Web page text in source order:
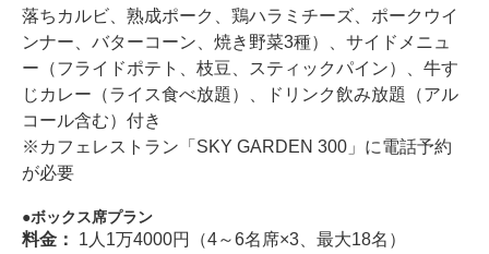
落ちカルビ、熟成ポーク、鶏ハラミチーズ、ポークウイ
ンナー、バターコーン、焼き野菜3種）、サイドメニュ
ー（フライドポテト、枝豆、スティックパイン）、牛す
じカレー（ライス食べ放題）、ドリンク飲み放題（アル
コール含む）付き
※カフェレストラン「SKY GARDEN 300」に電話予約
が必要
ボックス席プラン
料金： 1人1万4000円（4～6名席×3、最大18名）